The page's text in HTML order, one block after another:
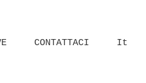
CONTATTACI It